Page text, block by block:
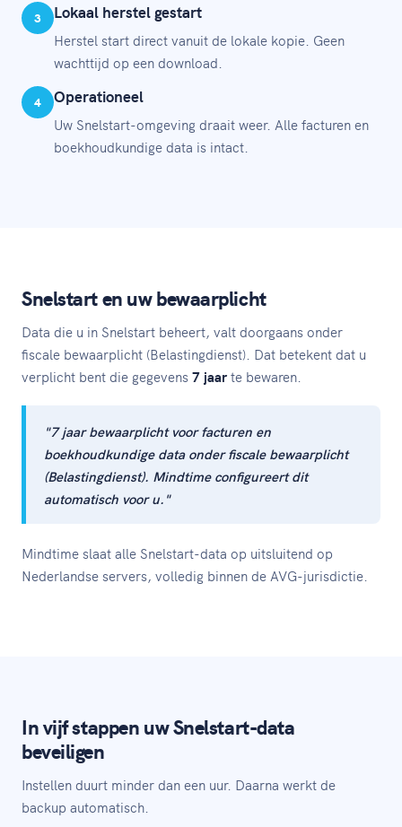
3 Lokaal herstel gestart
Herstel start direct vanuit de lokale kopie. Geen
wachttijd op een download.
4 Operationeel
Uw Snelstart-omgeving draait weer. Alle facturen en
boekhoudkundige data is intact.
Snelstart en uw bewaarplicht
Data die u in Snelstart beheert, valt doorgaans onder
fiscale bewaarplicht (Belastingdienst). Dat betekent dat u
verplicht bent die gegevens7 jaarte bewaren.
"7 jaar bewaarplicht voor facturen en
boekhoudkundige data onder fiscale bewaarplicht
(Belastingdienst). Mindtime configureert dit
automatisch voor u."
Mindtime slaat alle Snelstart-data op uitsluitend op
Nederlandse servers, volledig binnen de AVG-jurisdictie.
In vijf stappen uw Snelstart-data
beveiligen
Instellen duurt minder dan een uur. Daarna werkt de
backup automatisch.